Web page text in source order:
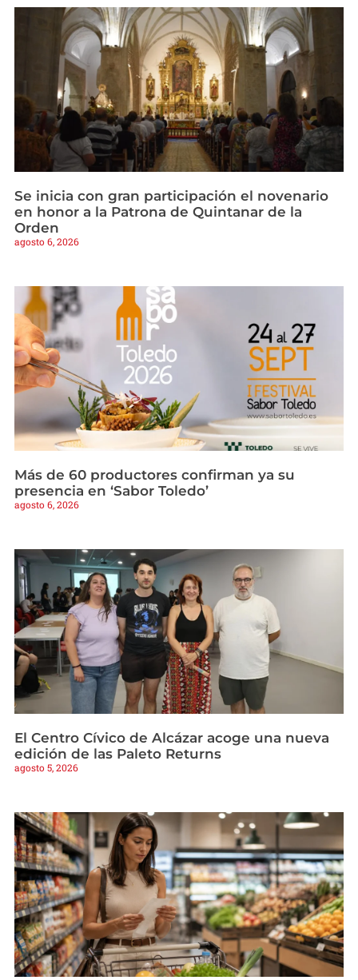
Se inicia con gran participación el novenario
en honor a la Patrona de Quintanar de la
Orden
agosto 6, 2026
Más de 60 productores confirman ya su
presencia en ‘Sabor Toledo’
agosto 6, 2026
El Centro Cívico de Alcázar acoge una nueva
edición de las Paleto Returns
agosto 5, 2026